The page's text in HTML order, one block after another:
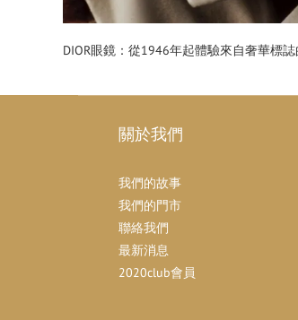
DIOR眼鏡：從1946年起體驗來自奢華標
關於我們
我們的故事
我們的門市
聯絡我們
最新消息
2020club會員